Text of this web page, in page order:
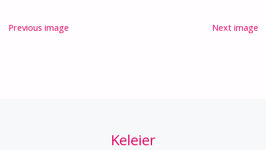
Previous image Next image
Keleier